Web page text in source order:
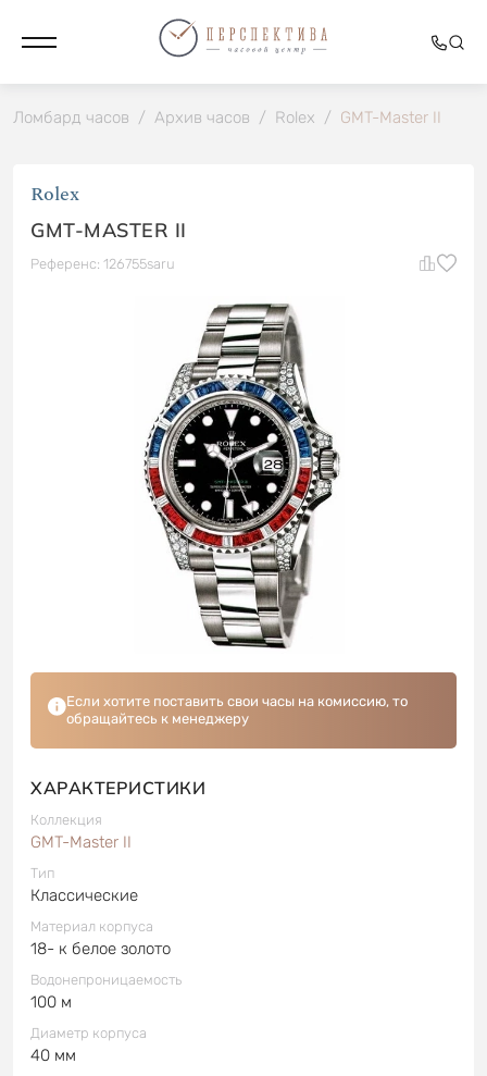
Ломбард часов / Архив часов / Rolex / GMT-Master II
Rolex
GMT-MASTER II
Референс: 126755saru
Если хотите поставить свои часы на комиссию, то
обращайтесь к менеджеру
ХАРАКТЕРИСТИКИ
Коллекция
GMT-Master II
Тип
Классические
Материал корпуса
18- к белое золото
Водонепроницаемость
100 м
Диаметр корпуса
40 мм